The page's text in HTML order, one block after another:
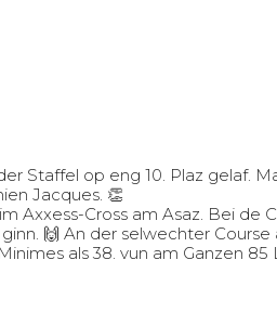
Staffel op eng 10. Plaz gelaf.
Jacques. 👏
Axxess-Cross am Asaz. Bei
🙌 An der selwechter
als 38. vun am Ganzen